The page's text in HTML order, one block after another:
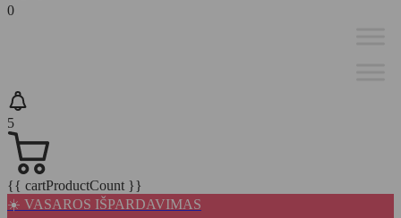
0
5
{{ cartProductCount }}
☀️ VASAROS IŠPARDAVIMAS